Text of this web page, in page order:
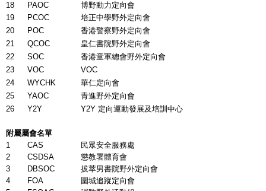
18
PAOC
博野動力定向會
19
PCOC
培正中學野外定向會
20
POC
香港警察野外定向會
21
QCOC
皇仁書院野外定向會
22
SOC
香港童軍總會野外定向會
23
VOC
VOC
24
WYCHK
華仁定向會
25
YAOC
青進野外定向會
26
Y2Y Y2Y 定向運動發展及培訓中心
附屬屬會名單
1
CAS 民眾安全服務處
2
CSDSA
懲教署體育會
3
DBSOC
拔萃男書院野外定向會
4
FOA
圍城追蹤定向會